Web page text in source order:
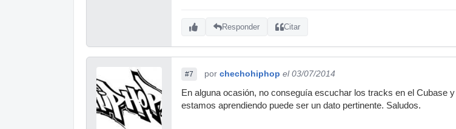
Responder Citar
#7 por chechohiphop el 03/07/2014
En alguna ocasión, no conseguía escuchar los tracks en el Cubase
estamos aprendiendo puede ser un dato pertinente. Saludos.